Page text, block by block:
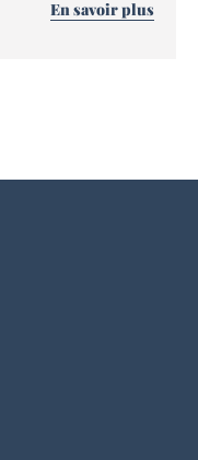
En savoir plus